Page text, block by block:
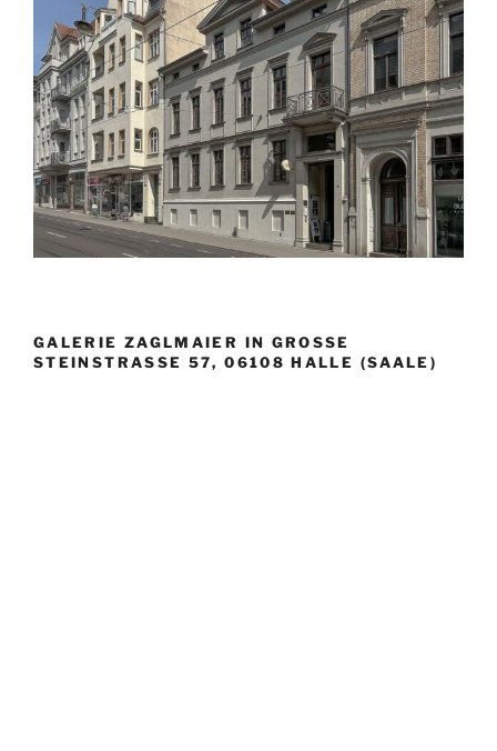
GALERIE ZAGLMAIER IN GROSSE S
TEINSTRASSE 57, 06108 HALLE (SAALE)